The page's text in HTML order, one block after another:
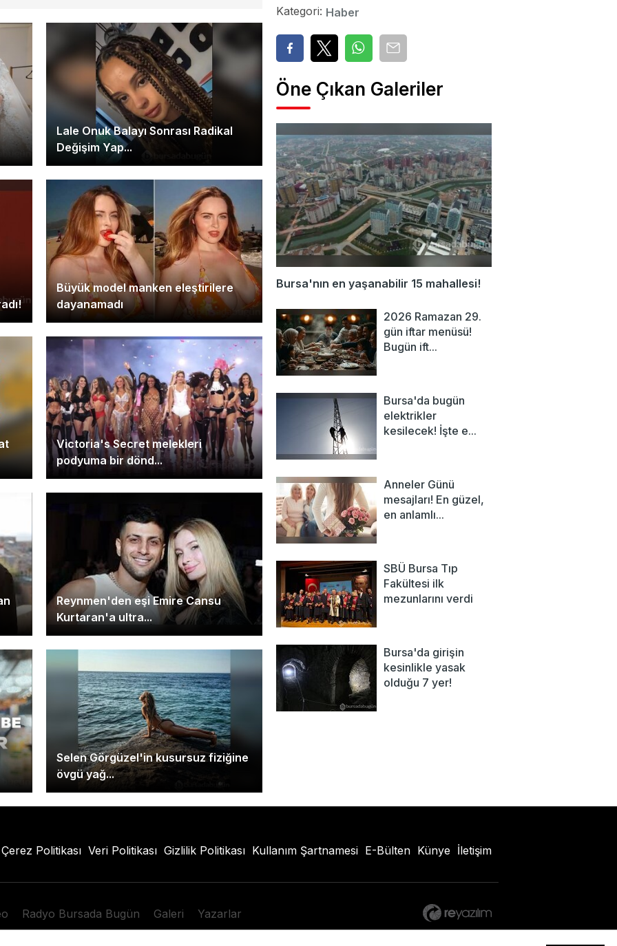
Lale Onuk Balayı Sonrası Radikal
Değişim Yap...
Büyük model manken eleştirilere
dayanamadı
Victoria's Secret melekleri
podyuma bir dönd...
Reynmen'den eşi Emire Cansu
Kurtaran'a ultra...
Selen Görgüzel'in kusursuz fiziğine
övgü yağ...
Kategori: Haber
Öne Çıkan Galeriler
Bursa'nın en yaşanabilir 15 mahallesi!
2026 Ramazan 29.
gün iftar menüsü!
Bugün ift...
Bursa'da bugün
elektrikler
kesilecek! İşte e...
Anneler Günü
mesajları! En güzel,
en anlamlı...
SBÜ Bursa Tıp
Fakültesi ilk
mezunlarını verdi
Bursa'da girişin
kesinlikle yasak
olduğu 7 yer!
Çerez Politikası Veri Politikası Gizlilik Politikası Kullanım Şartnamesi E-Bülten Künye İletişim
Radyo Bursada Bugün Galeri
Yazarlar